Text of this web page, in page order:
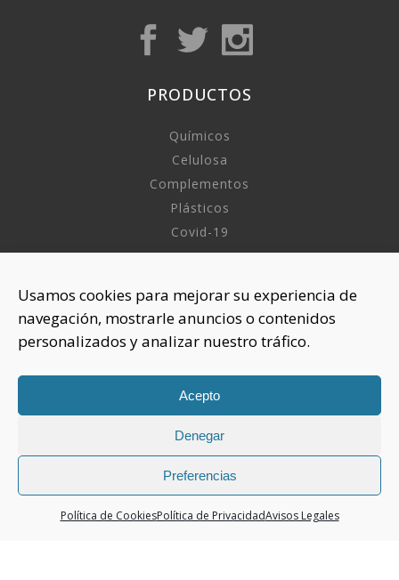
Usamos cookies para mejorar su experiencia de
navegación, mostrarle anuncios o contenidos
personalizados y analizar nuestro tráfico.
Acepto
Denegar
Preferencias
Política de CookiesPolítica de PrivacidadAvisos Legales
PRODUCTOS
Químicos
Celulosa
Complementos
Plásticos
Covid-19
Sobre nosotros
Aviso Legal
Política de Privacidad
Política Cookies
CONTACTAR
925 508 922
dhelia@dhelia.es